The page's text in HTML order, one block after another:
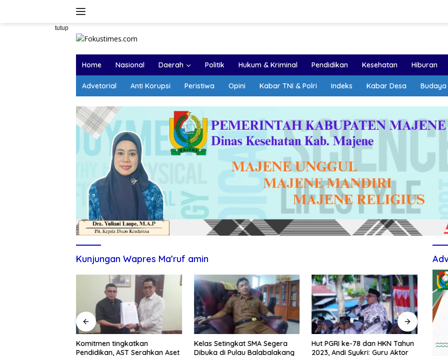
tutup
Home Nasional Daerah Politik Hukum & Kriminal Pendidikan Kesehatan Hiburan
Advetorial Anti Korupsi Peristiwa Opini Kabar TNI & Polri Indeks Kabar Desa Budaya
Kunjungan Wapres Ma’ruf amin
Komitmen tingkatkan
Pendidikan, AST Serahkan Aset
Kelas Setingkat SMA Segera
Dibuka di Pulau Balabalakang
Hut PGRI ke-78 dan HKN Tahun
2023, Andi Syukri: Guru Aktor